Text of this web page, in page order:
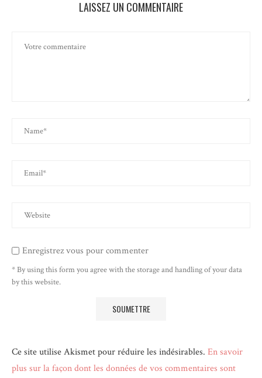
LAISSEZ UN COMMENTAIRE
Enregistrez vous pour commenter
* By using this form you agree with the storage and handling of your data
by this website.
Ce site utilise Akismet pour réduire les indésirables. En savoir
plus sur la façon dont les données de vos commentaires sont